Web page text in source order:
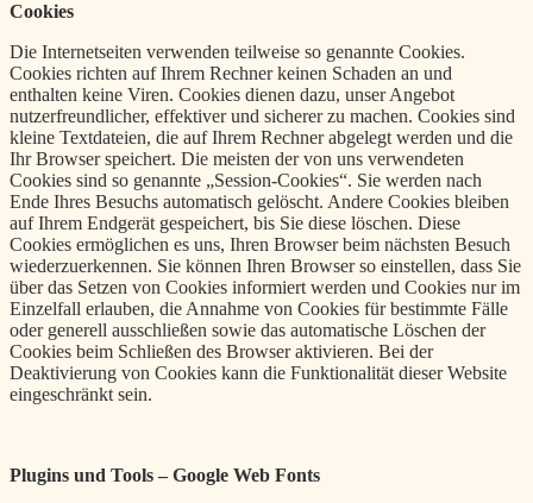
Cookies
Die Internetseiten verwenden teilweise so genannte Cookies.
Cookies richten auf Ihrem Rechner keinen Schaden an und
enthalten keine Viren. Cookies dienen dazu, unser Angebot
nutzerfreundlicher, effektiver und sicherer zu machen. Cookies sind
kleine Textdateien, die auf Ihrem Rechner abgelegt werden und die
Ihr Browser speichert. Die meisten der von uns verwendeten
Cookies sind so genannte „Session-Cookies“. Sie werden nach
Ende Ihres Besuchs automatisch gelöscht. Andere Cookies bleiben
auf Ihrem Endgerät gespeichert, bis Sie diese löschen. Diese
Cookies ermöglichen es uns, Ihren Browser beim nächsten Besuch
wiederzuerkennen. Sie können Ihren Browser so einstellen, dass Sie
über das Setzen von Cookies informiert werden und Cookies nur im
Einzelfall erlauben, die Annahme von Cookies für bestimmte Fälle
oder generell ausschließen sowie das automatische Löschen der
Cookies beim Schließen des Browser aktivieren. Bei der
Deaktivierung von Cookies kann die Funktionalität dieser Website
eingeschränkt sein.
Plugins und Tools – Google Web Fonts